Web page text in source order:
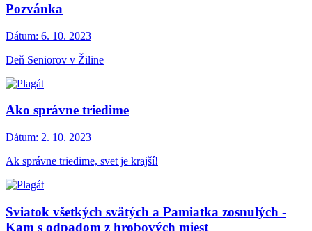
Pozvánka
Dátum: 6. 10. 2023
Deň Seniorov v Žiline
Ako správne triedime
Dátum: 2. 10. 2023
Ak správne triedime, svet je krajší!
Sviatok všetkých svätých a Pamiatka zosnulých -
Kam s odpadom z hrobových miest